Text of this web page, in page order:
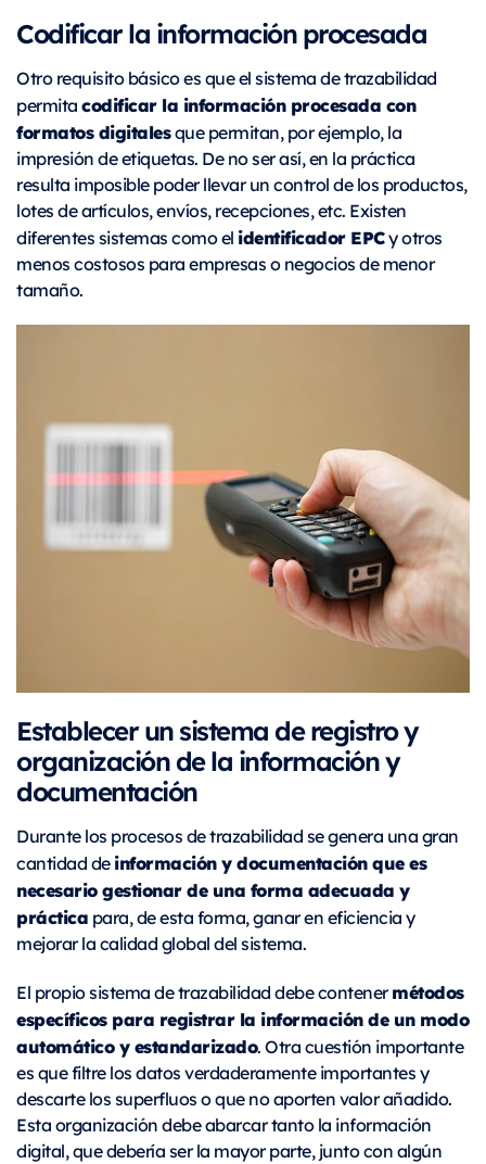
Codificar la información procesada
Otro requisito básico es que el sistema de trazabilidad
permitacodificar la información procesada con
formatos digitalesque permitan, por ejemplo, la
impresión de etiquetas. De no ser así, en la práctica
resulta imposible poder llevar un control de los productos,
lotes de artículos, envíos, recepciones, etc. Existen
diferentes sistemas como el identificador EPCy otros
menos costosos para empresas o negocios de menor
tamaño.
Establecer un sistema de registro y
organización de la información y
documentación
Durante los procesos de trazabilidad se genera una gran
cantidad deinformación y documentación que es
necesario gestionar de una forma adecuada y
práctica para, de esta forma, ganar en eficiencia y
mejorar la calidad global del sistema.
El propio sistema de trazabilidad debe contenermétodos
específicos para registrar la información de un modo
automático y estandarizado. Otra cuestión importante
es que filtre los datos verdaderamente importantes y
descarte los superfluos o que no aporten valor añadido.
Esta organización debe abarcar tanto la información
digital, que debería ser la mayor parte, junto con algún